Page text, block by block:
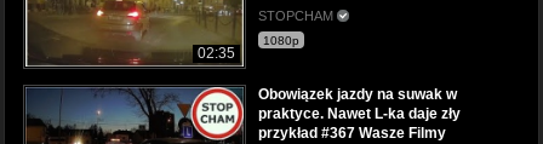
02:35
STOPCHAM
1080p
Obowiązek jazdy na suwak w
praktyce. Nawet L-ka daje zły
przykład #367 Wasze Filmy